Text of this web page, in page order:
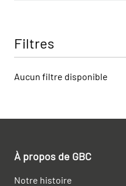
Filtres
Aucun filtre disponible
À propos de GBC
Notre histoire